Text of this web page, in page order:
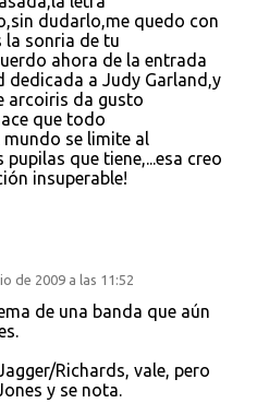
dudarlo,me quedo con
la sonria de tu
ahora de la entrada
dedicada a Judy Garland,y
arcoiris da gusto
que todo
mundo se limite al
pupilas que tiene,...esa creo
insuperable!
de 2009 a las 11:52
de una banda que aún
Richards, vale, pero
y se nota.